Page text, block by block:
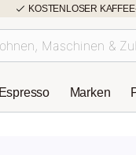
KOSTENLOSER
Marken